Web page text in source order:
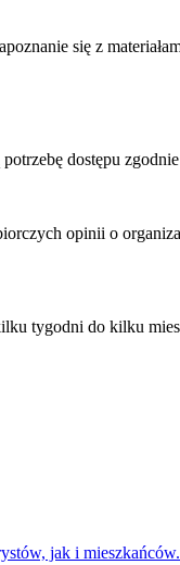
się z
dostępu
opinii o
tygodni do kilku
jak i